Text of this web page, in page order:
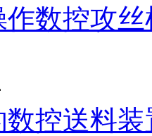
数控攻
控送料装